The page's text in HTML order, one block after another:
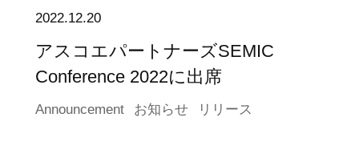
2022.12.20
アスコエパートナーズSEMIC
Conference 2022に出席
Announcement お知らせ リリース